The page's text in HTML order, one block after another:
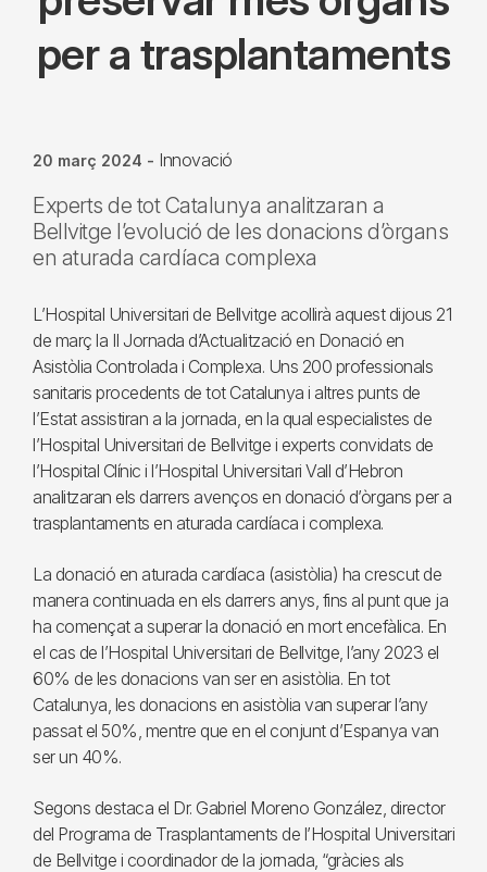
per a trasplantaments
20 març 2024 - Innovació
Experts de tot Catalunya analitzaran a
Bellvitge l’evolució de les donacions d’òrgans
en aturada cardíaca complexa
L’Hospital Universitari de Bellvitge acollirà aquest dijous 21
de març la II Jornada d’Actualització en Donació en
Asistòlia Controlada i Complexa. Uns 200 professionals
sanitaris procedents de tot Catalunya i altres punts de
l’Estat assistiran a la jornada, en la qual especialistes de
l’Hospital Universitari de Bellvitge i experts convidats de
l’Hospital Clínic i l’Hospital Universitari Vall d’Hebron
analitzaran els darrers avenços en donació d’òrgans per a
trasplantaments en aturada cardíaca i complexa.
La donació en aturada cardíaca (asistòlia) ha crescut de
manera continuada en els darrers anys, fins al punt que ja
ha començat a superar la donació en mort encefàlica. En
el cas de l’Hospital Universitari de Bellvitge, l’any 2023 el
60% de les donacions van ser en asistòlia. En tot
Catalunya, les donacions en asistòlia van superar l’any
passat el 50%, mentre que en el conjunt d’Espanya van
ser un 40%.
Segons destaca el Dr. Gabriel Moreno González, director
del Programa de Trasplantaments de l’Hospital Universitari
de Bellvitge i coordinador de la jornada, “gràcies als